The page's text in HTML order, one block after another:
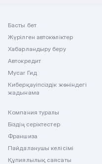
Басты бет
Жүрілген автокөліктер
Хабарландыру беру
Автокредит
Mycar Гид
Киберқауіпсіздік жөніндегі
жадынама
Компания туралы
Біздің серіктестер
Франшиза
Пайдаланушы келісімі
Құпиялылық саясаты